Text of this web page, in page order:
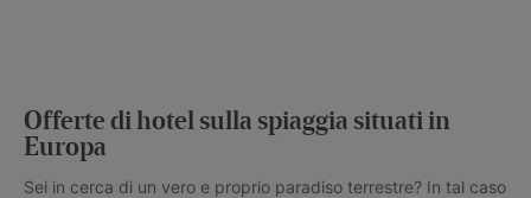
Offerte di hotel sulla spiaggia situati in
Europa
Sei in cerca di un vero e proprio paradiso terrestre? In tal caso